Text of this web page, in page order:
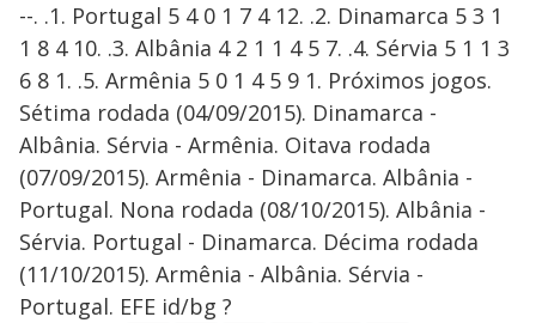
--. .1. Portugal 5 4 0 1 7 4 12. .2. Dinamarca 5 3 1
1 8 4 10. .3. Albânia 4 2 1 1 4 5 7. .4. Sérvia 5 1 1 3
6 8 1. .5. Armênia 5 0 1 4 5 9 1. Próximos jogos.
Sétima rodada (04/09/2015). Dinamarca -
Albânia. Sérvia - Armênia. Oitava rodada
(07/09/2015). Armênia - Dinamarca. Albânia -
Portugal. Nona rodada (08/10/2015). Albânia -
Sérvia. Portugal - Dinamarca. Décima rodada
(11/10/2015). Armênia - Albânia. Sérvia -
Portugal. EFE id/bg ?